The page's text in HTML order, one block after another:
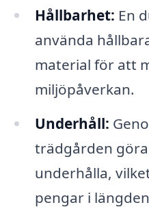
Hållbarhet: En
använda
material för att
miljöpåverkan.
Underhåll:
trädgården
underhålla,
pengar i